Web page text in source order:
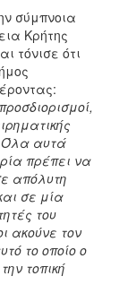
σύμπνοια
Κρήτης
τόνισε ότι
Όλα αυτά
πρέπει να
απόλυτη
σε μία
του
ακούνε τον
το οποίο ο
τοπική